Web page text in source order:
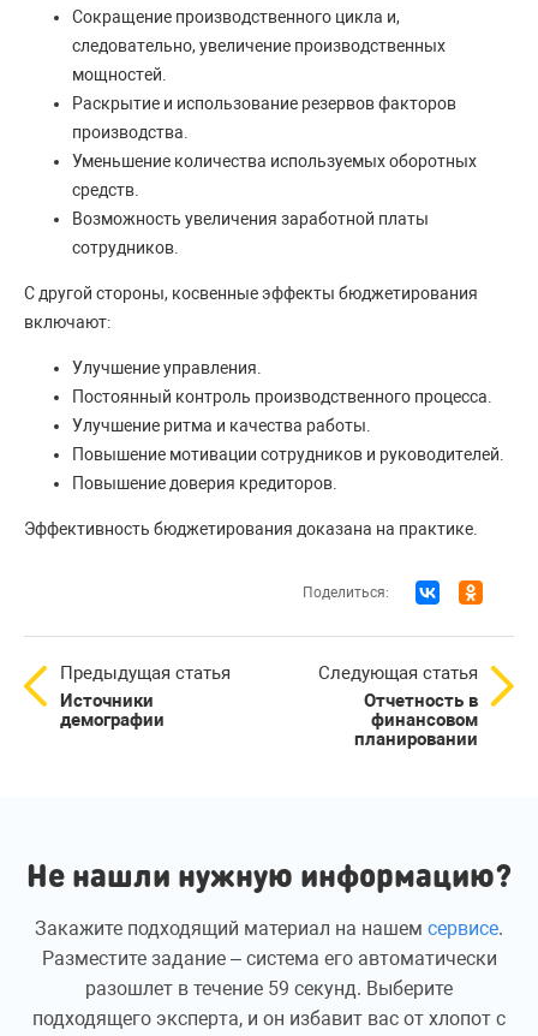
Сокращение производственного цикла и,
следовательно, увеличение производственных
мощностей.
Раскрытие и использование резервов факторов
производства.
Уменьшение количества используемых оборотных
средств.
Возможность увеличения заработной платы
сотрудников.
С другой стороны, косвенные эффекты бюджетирования
включают:
Улучшение управления.
Постоянный контроль производственного процесса.
Улучшение ритма и качества работы.
Повышение мотивации сотрудников и руководителей.
Повышение доверия кредиторов.
Эффективность бюджетирования доказана на практике.
Поделиться:
Предыдущая статья
Источники
демографии
Следующая статья
Отчетность в
финансовом
планировании
Не нашли нужную информацию?
Закажите подходящий материал на нашем сервисе.
Разместите задание – система его автоматически
разошлет в течение 59 секунд. Выберите
подходящего эксперта, и он избавит вас от хлопот с